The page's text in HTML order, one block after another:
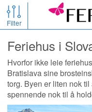
Filter
Feriehus i
Hvorfor ikke leie
Bratislava sine
torg. Byen er liten nok
spennende nok til å